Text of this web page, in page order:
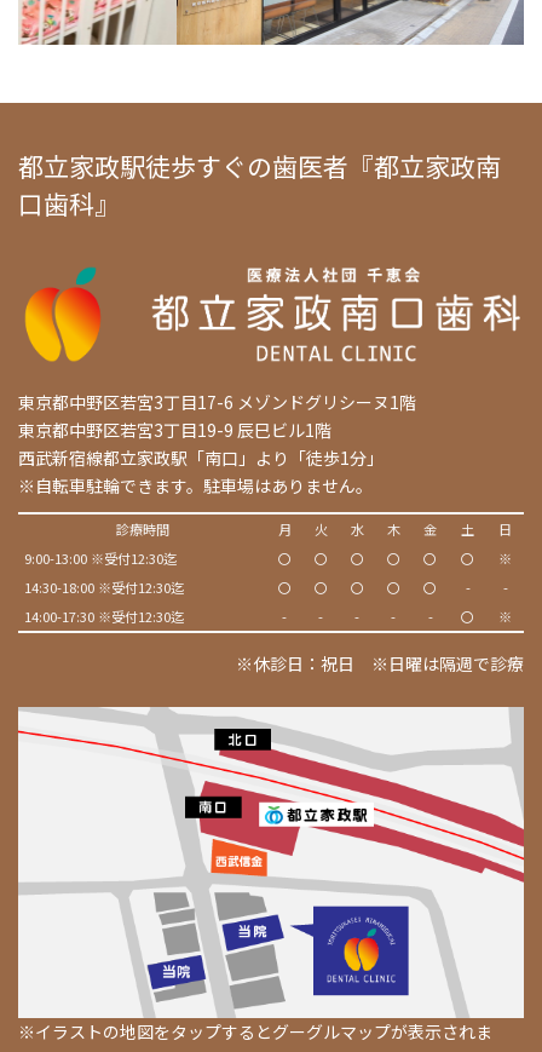
都立家政駅徒歩すぐの歯医者『都立家政南
口歯科』
東京都中野区若宮3丁目17-6 メゾンドグリシーヌ1階
東京都中野区若宮3丁目19-9 辰巳ビル1階
西武新宿線都立家政駅「南口」より「徒歩1分」
※自転車駐輪できます。駐車場はありません。
診療時間 月 火 水 木 金 土
日
9:00-13:00 ※受付12:30迄
〇 〇 〇 〇 〇 〇
※
14:30-18:00 ※受付12:30迄
〇 〇 〇 〇 〇 -
-
14:00-17:30 ※受付12:30迄
- - - - - 〇 ※
※休診日：祝日 ※日曜は隔週で診療
※イラストの地図をタップするとグーグルマップが表示されま